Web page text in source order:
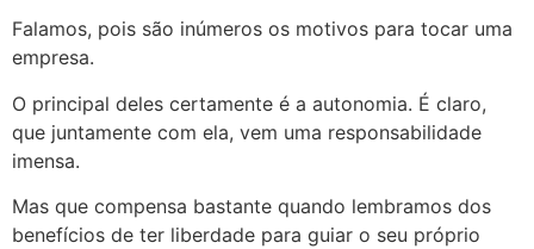
Falamos, pois são inúmeros os motivos para tocar uma
empresa.
O principal deles certamente é a autonomia. É claro,
que juntamente com ela, vem uma responsabilidade
imensa.
Mas que compensa bastante quando lembramos dos
benefícios de ter liberdade para guiar o seu próprio